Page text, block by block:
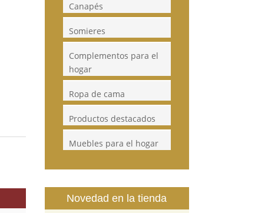
Canapés
Somieres
Complementos para el
hogar
Ropa de cama
Productos destacados
Muebles para el hogar
Novedad en la tienda